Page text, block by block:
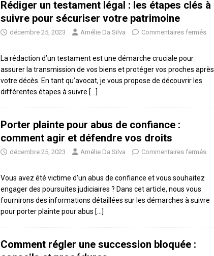
Rédiger un testament légal : les étapes clés à
suivre pour sécuriser votre patrimoine
décembre 25, 2023 Amélie Da Silva Commentaires fermés
La rédaction d’un testament est une démarche cruciale pour
assurer la transmission de vos biens et protéger vos proches après
votre décès. En tant qu’avocat, je vous propose de découvrir les
différentes étapes à suivre […]
Porter plainte pour abus de confiance :
comment agir et défendre vos droits
décembre 25, 2023 Amélie Da Silva Commentaires fermés
Vous avez été victime d’un abus de confiance et vous souhaitez
engager des poursuites judiciaires ? Dans cet article, nous vous
fournirons des informations détaillées sur les démarches à suivre
pour porter plainte pour abus […]
Comment régler une succession bloquée :